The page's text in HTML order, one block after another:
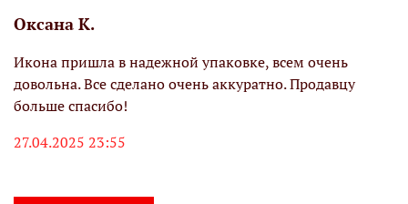
Оксана К.
Икона пришла в надежной упаковке, всем очень
довольна. Все сделано очень аккуратно. Продавцу
больше спасибо!
27.04.2025 23:55